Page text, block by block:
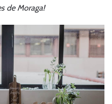
de Moraga!